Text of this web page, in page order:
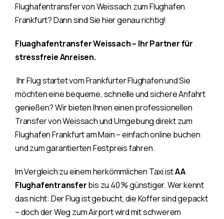
Flughafentransfer von Weissach zum Flughafen
Frankfurt? Dann sind Sie hier genau richtig!
Fluaghafentransfer Weissach – Ihr Partner für
stressfreie Anreisen.
Ihr Flug startet vom Frankfurter Flughafen und Sie
möchten eine bequeme, schnelle und sichere Anfahrt
genießen? Wir bieten Ihnen einen professionellen
Transfer von Weissach und Umgebung direkt zum
Flughafen Frankfurt am Main – einfach online buchen
und zum garantierten Festpreis fahren.
Im Vergleich zu einem herkömmlichen Taxi istAA
Flughafentransferbis zu 40 % günstiger. Wer kennt
das nicht: Der Flug ist gebucht, die Koffer sind gepackt
– doch der Weg zum Airport wird mit schwerem